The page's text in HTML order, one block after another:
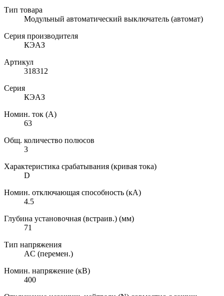
Тип товара
Модульный автоматический выключатель (автомат)
Серия производителя
КЭАЗ
Артикул
318312
Серия
КЭАЗ
Номин. ток (А)
63
Общ. количество полюсов
3
Характеристика срабатывания (кривая тока)
D
Номин. отключающая способность (кА)
4.5
Глубина установочная (встраив.) (мм)
71
Тип напряжения
AC (перемен.)
Номин. напряжение (кВ)
400